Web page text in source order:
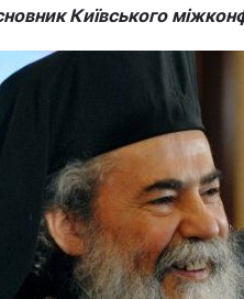
Київського